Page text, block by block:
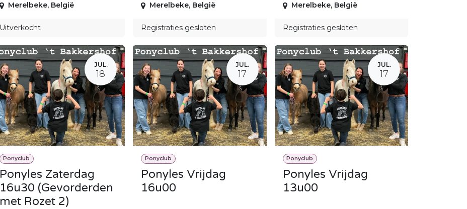
Merelbeke, België
Uitverkocht
Merelbeke, België
Registraties gesloten
Merelbeke, België
Registraties gesloten
JUL.
18
Ponyclub
Ponyles Zaterdag
16u30 (Gevorderden
met Rozet 2)
JUL.
17
Ponyclub
Ponyles Vrijdag
16u00
JUL.
17
Ponyclub
Ponyles Vrijdag
13u00